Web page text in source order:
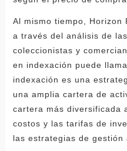
Al mismo tiempo, Horizon
a través del análisis de
coleccionistas y
en indexación puede
indexación es una
una amplia cartera de
cartera más diversificada
costos y las tarifas de
las estrategias de gestión